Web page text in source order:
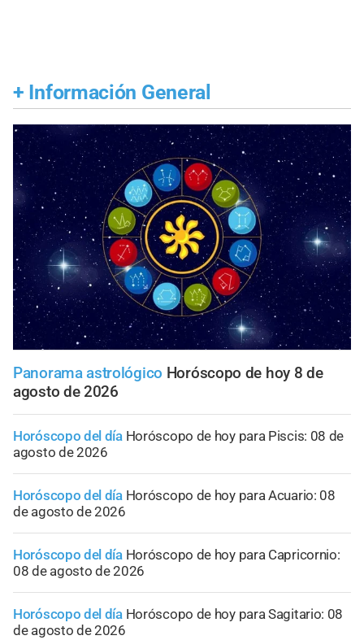
+ Información General
Panorama astrológico Horóscopo de hoy 8 de
agosto de 2026
Horóscopo del día Horóscopo de hoy para Piscis: 08 de
agosto de 2026
Horóscopo del día Horóscopo de hoy para Acuario: 08
de agosto de 2026
Horóscopo del día Horóscopo de hoy para Capricornio:
08 de agosto de 2026
Horóscopo del día Horóscopo de hoy para Sagitario: 08
de agosto de 2026